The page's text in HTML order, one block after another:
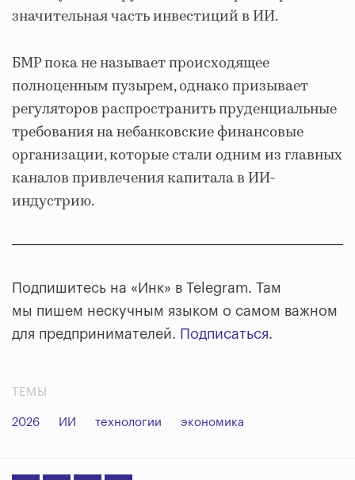
значительная часть инвестиций в ИИ.
БМР пока не называет происходящее
полноценным пузырем, однако призывает
регуляторов распространить пруденциальные
требования на небанковские финансовые
организации, которые стали одним из главных
каналов привлечения капитала в ИИ-
индустрию.
Подпишитесь на «Инк» в Telegram. Там
мы пишем нескучным языком о самом важном
для предпринимателей. Подписаться.
ТЕМЫ
2026 ИИ технологии экономика